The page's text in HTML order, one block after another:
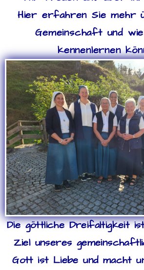
Hier erfahren Sie mehr
Gemeinschaft und
kennenlernen
Die göttliche Dreifaltigkeit
Ziel unseres
Gott ist Liebe und macht